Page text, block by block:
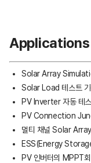
Applications
Solar Array
Solar Load 테스트
PV Inverter 자동 테
PV Connection
멀티 채널 Solar
ESS(Energy
PV 인버터의 MPPT